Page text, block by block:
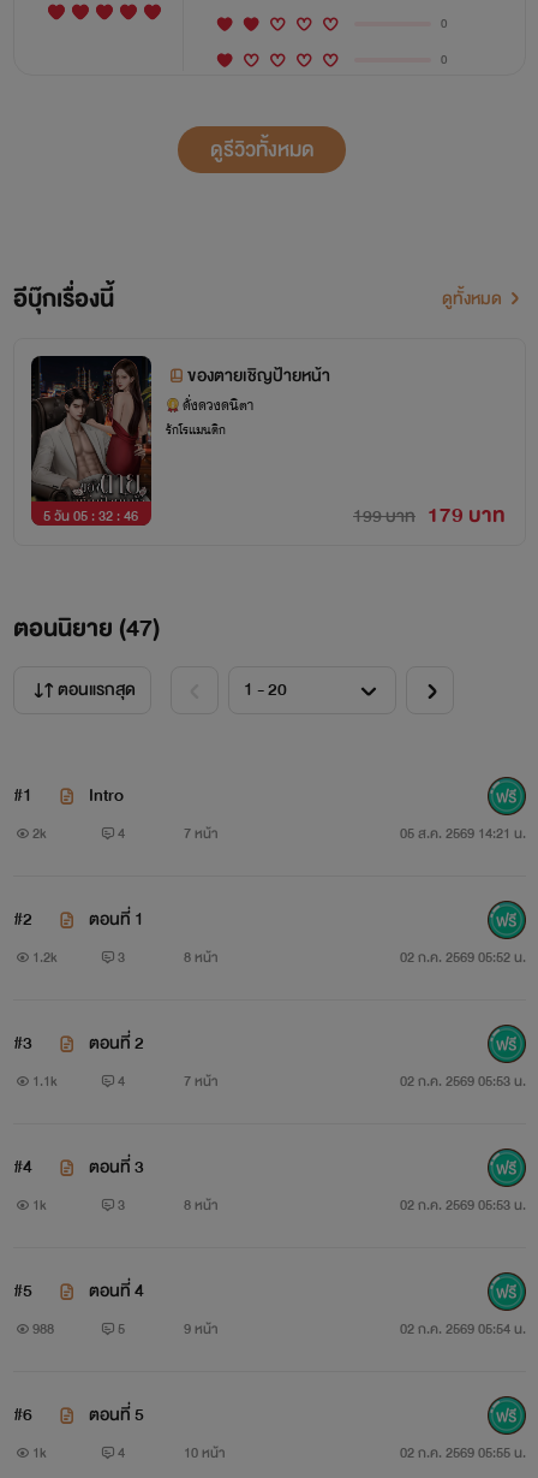
0
0
ดูรีวิวทั้งหมด
อีบุ๊กเรื่องนี้ ดูทั้งหมด
5 วัน 05 : 32 : 45
ของตายเชิญป้ายหน้า
ดั่งดวงดนิตา
รักโรแมนติก
199 บาท 179 บาท
ตอนนิยาย (47)
ตอนแรกสุด
#1 Intro
2k 4 7 หน้า 05 ส.ค. 2569 14:21 น.
#2 ตอนที่ 1
1.2k 3 8 หน้า 02 ก.ค. 2569 05:52 น.
#3 ตอนที่ 2
1.1k 4 7 หน้า 02 ก.ค. 2569 05:53 น.
#4 ตอนที่ 3
1k 3 8 หน้า 02 ก.ค. 2569 05:53 น.
#5 ตอนที่ 4
988 5 9 หน้า 02 ก.ค. 2569 05:54 น.
#6 ตอนที่ 5
1k 4 10 หน้า 02 ก.ค. 2569 05:55 น.